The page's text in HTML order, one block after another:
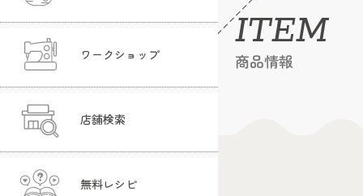
ワークショップ
店舗検索
無料レシピ
ITEM
商品情報